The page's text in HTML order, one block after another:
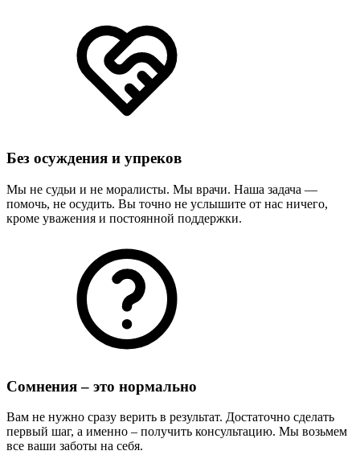
Без осуждения и упреков
Мы не судьи и не моралисты. Мы врачи. Наша задача —
помочь, не осудить. Вы точно не услышите от нас ничего,
кроме уважения и постоянной поддержки.
Сомнения – это нормально
Вам не нужно сразу верить в результат. Достаточно сделать
первый шаг, а именно – получить консультацию. Мы возьмем
все ваши заботы на себя.